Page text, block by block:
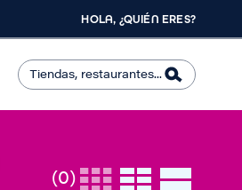
HOLA, ¿QUIÉN ERES?
(0)